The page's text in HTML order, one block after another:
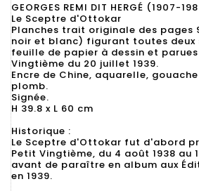
GEORGES REMI DIT HERGÉ (1907-
Le Sceptre d'Ottokar
Planches trait originale des pages
noir et blanc) figurant toutes deux
feuille de papier à dessin et
Vingtième du 20 juillet 1939.
Encre de Chine, aquarelle,
plomb.
Signée.
H 39.8 x L 60 cm
Historique :
Le Sceptre d'Ottokar fut d'abord
Petit Vingtième, du 4 août 1938 au
avant de paraître en album aux
en 1939.